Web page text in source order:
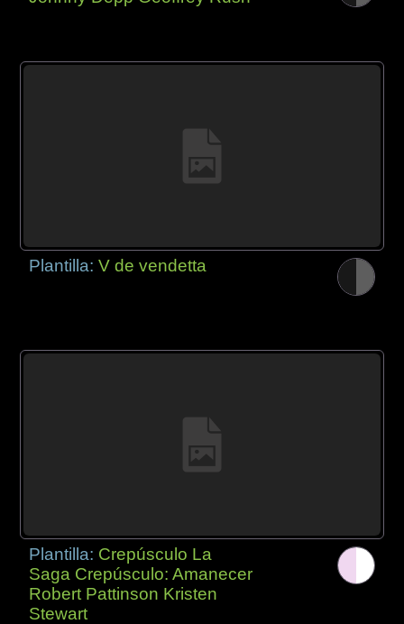
Plantilla:V de vendetta
Plantilla: Crepúsculo La
Saga Crepúsculo: Amanecer
Robert Pattinson Kristen
Stewart